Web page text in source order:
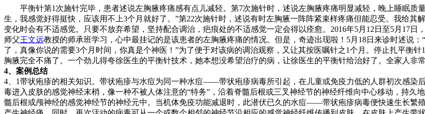
平衡针第1次施针完毕，患者述说左胸腋疼痛感有点儿减轻。第7次施针时，述说左胸腋疼痛明显减轻，晚上睡眠质
生，我感觉好得挺快，应该用不上3个月就好了。”第22次施针时，述说有时左胸腋一阵阵紧束样疼痛但能忍受。我给其
变化时会有不适感觉。只要不放弃希望，坚持配合调治，疤痕处的不适感觉一定会得以痊愈。2016年5月12日至5月17日
师父王文远教授的师承班学习，心中最挂记的是该患者的左胸腋疼痛的情况。但是，奇迹出现啦！5月18日来诊时述说
了，真像你说的需要3个月时间，你真是个神医！”为了便于对该病的调治观察，又让其按医嘱针之1个月。停止扎平衡
胸腋完全不痛了。一个劲儿得夸徐医生的平衡针技术，她本想没希望治疗的病，让徐医生的平衡针给治好了。全家人非
4、案例总结
4、1带状疱疹的相关知识。带状疱疹与水痘为同一种水痘——带状疱疹病毒所引起，在儿童或免疫力低的人群初次感染
毒进入皮肤的感觉神经末梢，像一种不被人体注意的“特务”，沿着脊髓后根或三叉神经节的神经纤维向中心移动，持久
髓后根或颅神经的感觉神经节的神经元中。当机体免疫功能减退时，此潜伏已久的水痘——带状疱疹病毒便快速生长繁